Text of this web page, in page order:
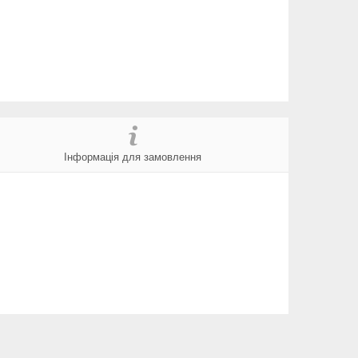
Інформація для замовлення